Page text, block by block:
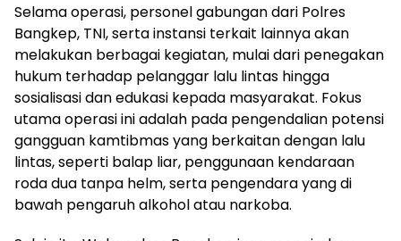
Selama operasi, personel gabungan dari Polres
Bangkep, TNI, serta instansi terkait lainnya akan
melakukan berbagai kegiatan, mulai dari penegakan
hukum terhadap pelanggar lalu lintas hingga
sosialisasi dan edukasi kepada masyarakat. Fokus
utama operasi ini adalah pada pengendalian potensi
gangguan kamtibmas yang berkaitan dengan lalu
lintas, seperti balap liar, penggunaan kendaraan
roda dua tanpa helm, serta pengendara yang di
bawah pengaruh alkohol atau narkoba.